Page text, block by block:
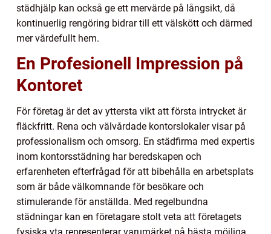
städhjälp kan också ge ett mervärde på långsikt, då
kontinuerlig rengöring bidrar till ett välskött och därmed
mer värdefullt hem.
En Profesionell Impression på
Kontoret
För företag är det av yttersta vikt att första intrycket är
fläckfritt. Rena och välvårdade kontorslokaler visar på
professionalism och omsorg. En städfirma med expertis
inom kontorsstädning har beredskapen och
erfarenheten efterfrågad för att bibehålla en arbetsplats
som är både välkomnande för besökare och
stimulerande för anställda. Med regelbundna
städningar kan en företagare stolt veta att företagets